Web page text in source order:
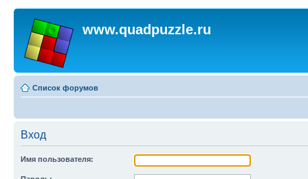
www.quadpuzzle.ru
Список форумов
Вход
Имя пользователя: